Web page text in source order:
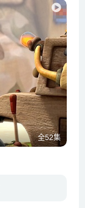
全52集